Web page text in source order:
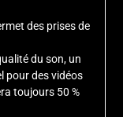
des prises de
du son, un
pour des vidéos
toujours 50 %